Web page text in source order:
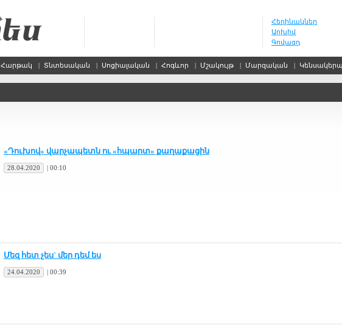
Հեղինակներ
Արխիվ
Գովազդ
Հարթակ | Տնտեսական | Սոցիալական | Հոգևոր | Մշակույթ | Մարզական | Կենսակերպ
«Դու­խով» վար­չա­պետն ու «հպարտ» քա­ղա­քա­ցին
28.04.2020 | 00:10
Մեզ հետ չես` մեր դեմ ես
24.04.2020 | 00:39